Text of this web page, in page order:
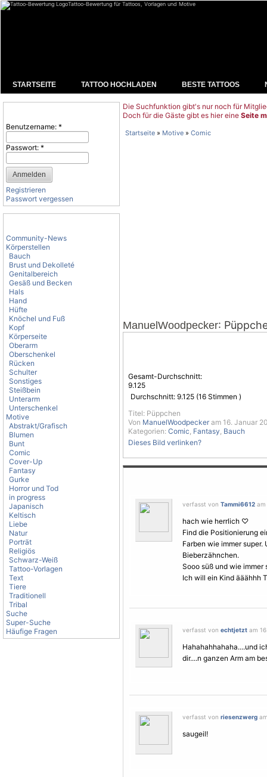
Tattoo-Bewertung für Tattoos, Vorlagen und Motive
STARTSEITE TATTOO HOCHLADEN BESTE TATTOOS
Benutzername: *
Passwort: *
Registrieren
Passwort vergessen
Community-News
Körperstellen
Bauch
Brust und Dekolleté
Genitalbereich
Gesäß und Becken
Hals
Hand
Hüfte
Knöchel und Fuß
Kopf
Körperseite
Oberarm
Oberschenkel
Rücken
Schulter
Sonstiges
Steißbein
Unterarm
Unterschenkel
Motive
Abstrakt/Grafisch
Blumen
Bunt
Comic
Cover-Up
Fantasy
Gurke
Horror und Tod
in progress
Japanisch
Keltisch
Liebe
Natur
Porträt
Religiös
Schwarz-Weiß
Tattoo-Vorlagen
Text
Tiere
Traditionell
Tribal
Suche
Super-Suche
Häufige Fragen
Die Suchfunktion gibt's nur noch für
Doch für die Gäste gibt es hier eine Seite
Startseite » Motive » Comic
ManuelWoodpecker:
Gesamt-Durchschnitt:
9.125
Durchschnitt: 9.125 (16 Stimmen )
Titel: Püppchen
Von ManuelWoodpecker am 16. Januar
Kategorien: Comic, Fantasy, Bauch
Dieses Bild verlinken?
verfasst von Tammi6612 am
hach wie herrlich ♡
Find die Positionierung
Farben wie immer
Bieberzähnchen.
Sooo süß und wie immer
Ich will ein Kind ääähhh
verfasst von echtjetzt am
Hahahahhahaha....und
dir....n ganzen Arm am
verfasst von riesenzwerg
saugeil!